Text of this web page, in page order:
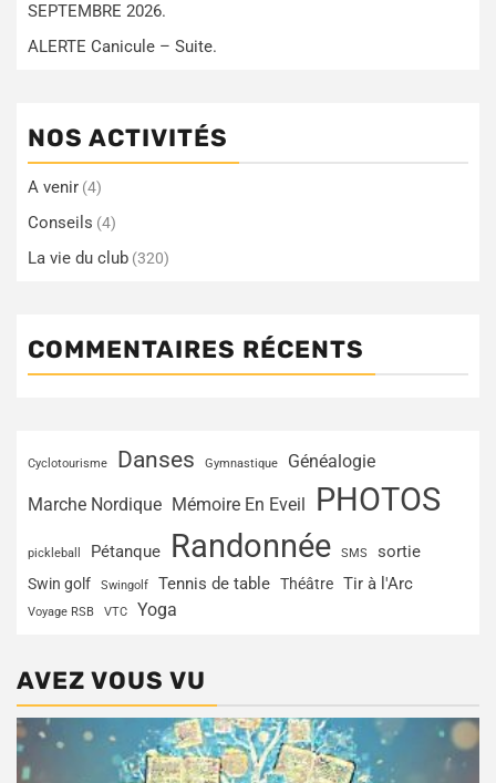
SEPTEMBRE 2026.
ALERTE Canicule – Suite.
NOS ACTIVITÉS
A venir (4)
Conseils (4)
La vie du club (320)
COMMENTAIRES RÉCENTS
Cyclotourisme Danses Gymnastique Généalogie
Marche Nordique Mémoire En Eveil PHOTOS
pickleball Pétanque Randonnée SMS sortie
Swin golf Swingolf Tennis de table Théâtre Tir à l'Arc
Voyage RSB VTC Yoga
AVEZ VOUS VU